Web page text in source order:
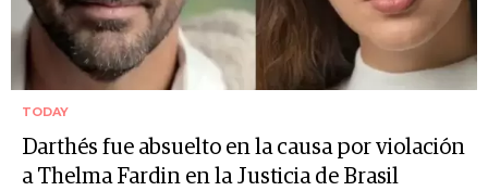
TODAY
Darthés fue absuelto en la causa por violación
a Thelma Fardin en la Justicia de Brasil